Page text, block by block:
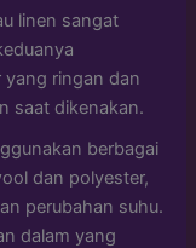
linen sangat
yang ringan dan
saat dikenakan.
berbagai
dan polyester,
perubahan suhu.
dalam yang